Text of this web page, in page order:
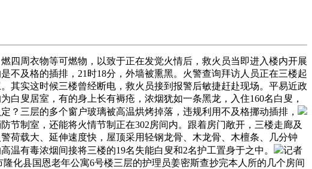
周衣物等可燃物，以致于正在发觉火情后，救火员当即进入楼内开展
不及格的插排，21时18分，外墙被熏黑。火警查询拜访人员正在三楼起
其实这时候三楼曾经断电，救火员接到报警后敏捷赶赴现场。平易近政
叟居室，有的身上长有褥疮，浓烟犹如一条黑龙，入住160名白叟，
三层的多个窗户玻璃被高温烘烤掉落，违规利用不及格挪动插排，
制室，还能将火情节制正在302房间内。跟着房门敞开，三楼走廊及
荷载大、延伸速度快，屋顶采用轻钢龙骨、木龙骨、木檀条、几分钟
有毒浓烟间接将三楼的19名失能白叟和2名护工置身于之中。
记者
化县国恩老年公寓6号楼三层的护理员姜密斯查抄完本人所的几个房间